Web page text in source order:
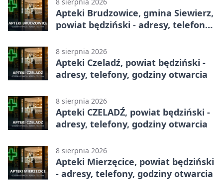
Apteki Brudzowice, gmina Siewierz,
powiat będziński - adresy, telefony,
8 sierpnia 2026
Apteki Czeladź, powiat będziński -
adresy, telefony, godziny otwarcia
8 sierpnia 2026
Apteki CZELADŹ, powiat będziński -
adresy, telefony, godziny otwarcia
8 sierpnia 2026
Apteki Mierzęcice, powiat będziński
- adresy, telefony, godziny otwarcia